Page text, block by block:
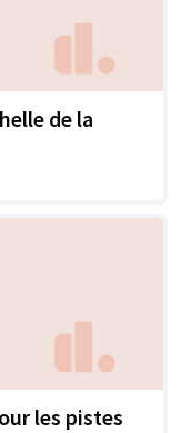
de la
les pistes